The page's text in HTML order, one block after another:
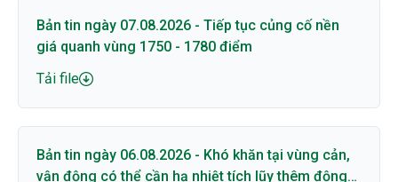
Bản tin ngày 07.08.2026 - Tiếp tục củng cố nền
giá quanh vùng 1750 - 1780 điểm
Tải file
Bản tin ngày 06.08.2026 - Khó khăn tại vùng cản,
vận động có thể cần hạ nhiệt tích lũy thêm động